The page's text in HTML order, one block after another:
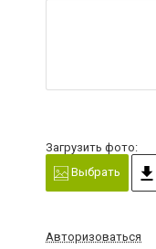
Загрузить фото:
Выбрать
Авторизоваться